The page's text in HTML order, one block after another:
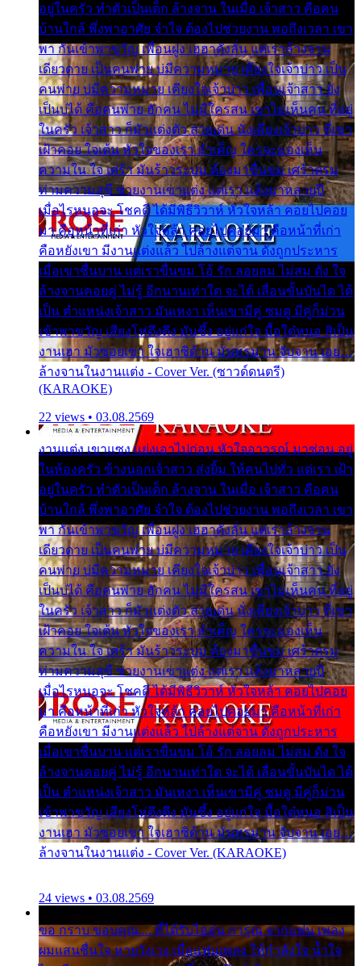
อยู่ในครัว ทำตัวเป็นเด็ก ล้างจาน ในเมื่อ เจ้าสาว คือคน
บ้านใกล้ พึ่งพาอาศัย จำใจ ต้องไปช่วยงาน พอถึงเวลา เขา
พา กันเข้าพาขวัญ เพื่อนฝูง เฮฮาดังลั่น แต่เราล้างจาน
เดียวดาย เป็นคนพ่าย บ่มีความหมาย เคียงใจเจ้าบ่าว เป็น
คนพ่าย บ่มีความหมาย เคียงใจเจ้าบ่าว เพื่อนเจ้าสาว ยัง
เป็นบ่ได้ คือคนพ่าย ฮักคน ไม่มีใครสน เขาไม่เห็นคน ที่อยู่
ในครัว เจ้าสาว ก็มัวแต่งตัว สวยเด่น นั่งเคียงเจ้าบ่าว ที่เขา
เฝ้าคอย ใจเต้น หัวใจของเรา ลำเค็ญ ใครจะมองเห็น
ความใน ใจ เศร้า มันร้าวระบม ต้องมาขื่นขม เศร้าตรม
ท่ามความสุขี ช่วยงานเขาแต่ง แต่เรา แล้งมาหลายปี
เมื่อไรหนอจะ โชคดี ได้มีพิธีวิวาห์ หัวใจหล้า คอยไปคอย
มา คือหน้าที่เก่า หัวใจหล้า คอยไปคอยมา คือหน้าที่เก่า
คือหยังเขา มีงานแต่งแล้ว ไปล้างแต่จาน ดั่งถูกประหาร
เมื่อเขาชื่นบาน แต่เราขื่นขม โอ้ รัก ลอยลม ไม่สม ดัง ใจ
ล้างจานคอยคู่ ไม่รู้ อีกนานเท่าใด จะได้ เลื่อนขั้นบันได ได้
เป็น ตำแหน่งเจ้าสาว มันเหงา เห็นเขามีคู่ ซมดู มีคู่ก็ม่วน
เข้าพาขวัญ เสียงโห่ตึงตึง มันซึ้ง อยู่แก่ใจ มื้อใด๋หนอ สิเป็น
งานเฮา มัวซอยเขา ใจเฮาซิด้าน มันทรมาน จับจาน เอย…
ล้างจานในงานแต่ง - Cover Ver. (ซาวด์ดนตรี)
(KARAOKE)
22 views • 03.08.2569
งานแต่ง เขาแซง แย่งเอาไปก่อน หัวใจอาวรณ์ มาซ่อน อยู่
ในห้องครัว ข้างนอกเจ้าสาว ส่งยิ้ม ให้คนไปทั่ว แต่เรา เฝ้า
อยู่ในครัว ทำตัวเป็นเด็ก ล้างจาน ในเมื่อ เจ้าสาว คือคน
บ้านใกล้ พึ่งพาอาศัย จำใจ ต้องไปช่วยงาน พอถึงเวลา เขา
พา กันเข้าพาขวัญ เพื่อนฝูง เฮฮาดังลั่น แต่เราล้างจาน
เดียวดาย เป็นคนพ่าย บ่มีความหมาย เคียงใจเจ้าบ่าว เป็น
คนพ่าย บ่มีความหมาย เคียงใจเจ้าบ่าว เพื่อนเจ้าสาว ยัง
เป็นบ่ได้ คือคนพ่าย ฮักคน ไม่มีใครสน เขาไม่เห็นคน ที่อยู่
ในครัว เจ้าสาว ก็มัวแต่งตัว สวยเด่น นั่งเคียงเจ้าบ่าว ที่เขา
เฝ้าคอย ใจเต้น หัวใจของเรา ลำเค็ญ ใครจะมองเห็น
ความใน ใจ เศร้า มันร้าวระบม ต้องมาขื่นขม เศร้าตรม
ท่ามความสุขี ช่วยงานเขาแต่ง แต่เรา แล้งมาหลายปี
เมื่อไรหนอจะ โชคดี ได้มีพิธีวิวาห์ หัวใจหล้า คอยไปคอย
มา คือหน้าที่เก่า หัวใจหล้า คอยไปคอยมา คือหน้าที่เก่า
คือหยังเขา มีงานแต่งแล้ว ไปล้างแต่จาน ดั่งถูกประหาร
เมื่อเขาชื่นบาน แต่เราขื่นขม โอ้ รัก ลอยลม ไม่สม ดัง ใจ
ล้างจานคอยคู่ ไม่รู้ อีกนานเท่าใด จะได้ เลื่อนขั้นบันได ได้
เป็น ตำแหน่งเจ้าสาว มันเหงา เห็นเขามีคู่ ซมดู มีคู่ก็ม่วน
เข้าพาขวัญ เสียงโห่ตึงตึง มันซึ้ง อยู่แก่ใจ มื้อใด๋หนอ สิเป็น
งานเฮา มัวซอยเขา ใจเฮาซิด้าน มันทรมาน จับจาน เอย…
ล้างจานในงานแต่ง - Cover Ver. (KARAOKE)
24 views • 03.08.2569
ขอ กราบ ขอบคุณ.... ที่ได้รับไออุ่น การุณ จากแฟน เพลง
ผมแสนชื่นใจ หายวังเวง เมื่อแฟนเพลง ให้กำลังใจ น้ำใจ